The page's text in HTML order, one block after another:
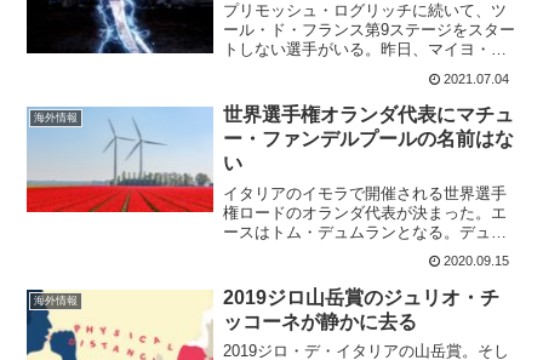
プリモッシュ・ログリッチに続いて、ツ
ール・ド・フランス第9ステージをスター
トしない選手がいる。昨日、マイヨ・ジ
ョーヌを失ったマチュー・ファンデルプ
ールだ。第2ステージでマイヨ・ジョーヌ
となってから、第8ステージまでマイヨを
キープするという離...
2021.07.04
海外情報
世界選手権オランダ代表にマチュ
ー・ファンデルプールの名前はな
い
イタリアのイモラで開催される世界選手
権ロードのオランダ代表が決まった。エ
ースはトム・デュムランとなる。デュム
ランはタイムトライヤルも出場。バウ
ケ・モレマは骨折ためにツールから去っ
ている。オランダ代表ロード代表は8人。
オランダ代表ロードメンバ...
2020.09.15
海外情報
2019ジロ山岳賞のジュリオ・チ
ッコーネが静かに去る
2019ジロ・デ・イタリアの山岳賞。そし